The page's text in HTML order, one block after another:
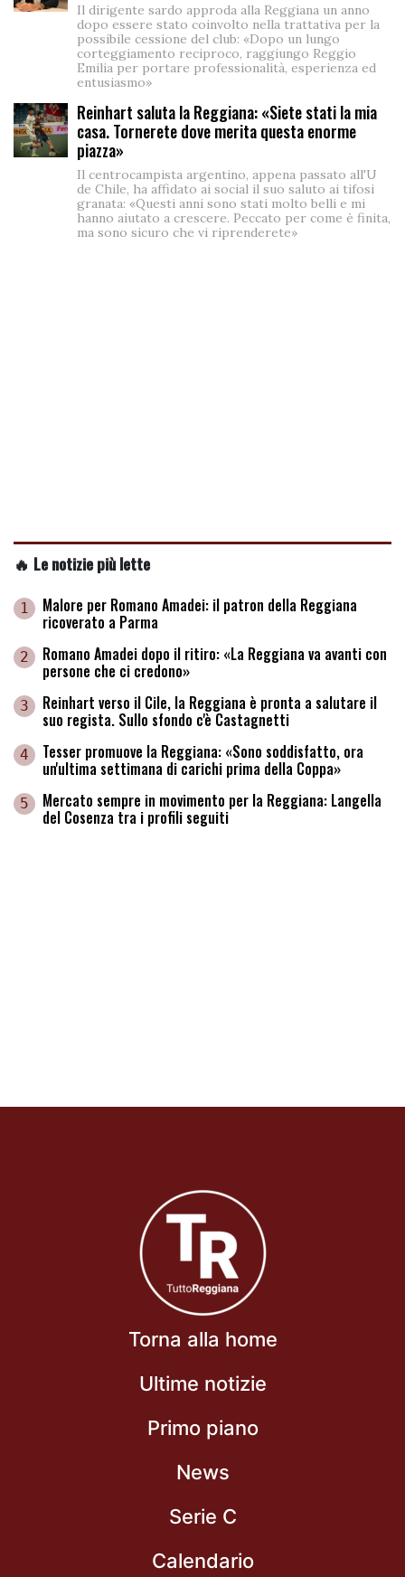
Il dirigente sardo approda alla Reggiana un anno
dopo essere stato coinvolto nella trattativa per la
possibile cessione del club: «Dopo un lungo
corteggiamento reciproco, raggiungo Reggio
Emilia per portare professionalità, esperienza ed
entusiasmo»
Reinhart saluta la Reggiana: «Siete stati la mia
casa. Tornerete dove merita questa enorme
piazza»
Il centrocampista argentino, appena passato all'U
de Chile, ha affidato ai social il suo saluto ai tifosi
granata: «Questi anni sono stati molto belli e mi
hanno aiutato a crescere. Peccato per come è finita,
ma sono sicuro che vi riprenderete»
🔥 Le notizie più lette
1 Malore per Romano Amadei: il patron della Reggiana
ricoverato a Parma
2 Romano Amadei dopo il ritiro: «La Reggiana va avanti con
persone che ci credono»
3 Reinhart verso il Cile, la Reggiana è pronta a salutare il
suo regista. Sullo sfondo c'è Castagnetti
4 Tesser promuove la Reggiana: «Sono soddisfatto, ora
un'ultima settimana di carichi prima della Coppa»
5 Mercato sempre in movimento per la Reggiana: Langella
del Cosenza tra i profili seguiti
Torna alla home
Ultime notizie
Primo piano
News
Serie C
Calendario